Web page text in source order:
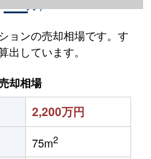
ョンの売却相場です。す
出しています。
却相場
2,200万円
75m2